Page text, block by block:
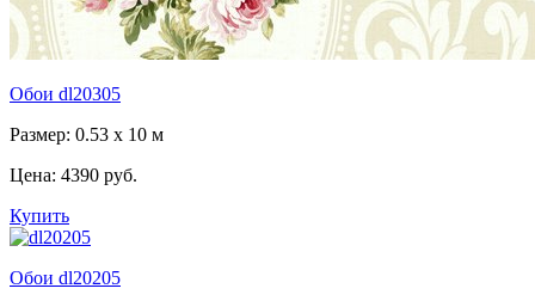
Обои dl20305
Размер: 0.53 x 10 м
Цена: 4390 руб.
Купить
Обои dl20205